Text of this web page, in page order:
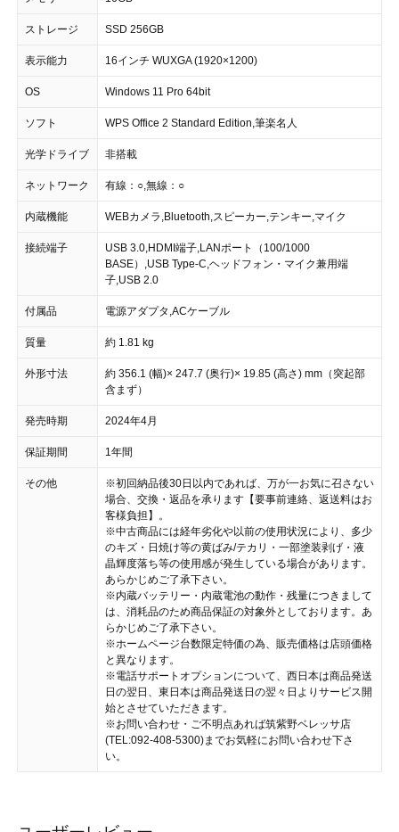
ストレージ SSD 256GB
表示能力 16インチ WUXGA (1920×1200)
OS Windows 11 Pro 64bit
ソフト WPS Office 2 Standard Edition,筆楽名人
光学ドライブ 非搭載
ネットワーク 有線：○,無線：○
内蔵機能 WEBカメラ,Bluetooth,スピーカー,テンキー,マイク
接続端子
USB 3.0,HDMI端子,LANポート（100/1000
BASE）,USB Type-C,ヘッドフォン・マイク兼用端
子,USB 2.0
付属品 電源アダプタ,ACケーブル
質量 約 1.81 kg
外形寸法
約 356.1 (幅)× 247.7 (奥行)× 19.85 (高さ) mm（突起部
含まず）
発売時期 2024年4月
保証期間 1年間
その他
※初回納品後30日以内であれば、万が一お気に召さない
場合、交換・返品を承ります【要事前連絡、返送料はお
客様負担】。
※中古商品には経年劣化や以前の使用状況により、多少
のキズ・日焼け等の黄ばみ/テカリ・一部塗装剥げ・液
晶輝度落ち等の使用感が発生している場合があります。
あらかじめご了承下さい。
※内蔵バッテリー・内蔵電池の動作・残量につきまして
は、消耗品のため商品保証の対象外としております。あ
らかじめご了承下さい。
※ホームページ台数限定特価の為、販売価格は店頭価格
と異なります。
※電話サポートオプションについて、西日本は商品発送
日の翌日、東日本は商品発送日の翌々日よりサービス開
始とさせていただきます。
※お問い合わせ・ご不明点あれば筑紫野ベレッサ店
(TEL:092-408-5300)までお気軽にお問い合わせ下さ
い。